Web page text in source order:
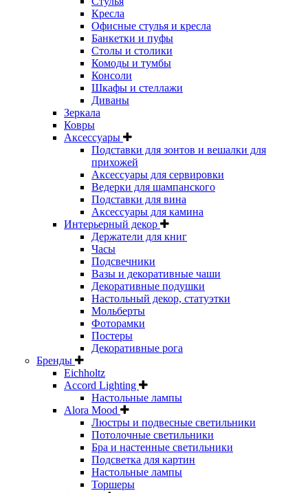
Кресла
Офисные стулья и кресла
Банкетки и пуфы
Столы и столики
Комоды и тумбы
Консоли
Шкафы и стеллажи
Диваны
Зеркала
Ковры
Аксессуары
Подставки для зонтов и вешалки для
прихожей
Аксессуары для сервировки
Ведерки для шампанского
Подставки для вина
Аксессуары для камина
Интерьерный декор
Держатели для книг
Часы
Подсвечники
Вазы и декоративные чаши
Декоративные подушки
Настольный декор, статуэтки
Мольберты
Фоторамки
Постеры
Декоративные рога
Бренды
Eichholtz
Accord Lighting
Настольные лампы
Alora Mood
Люстры и подвесные светильники
Потолочные светильники
Бра и настенные светильники
Подсветка для картин
Настольные лампы
Торшеры